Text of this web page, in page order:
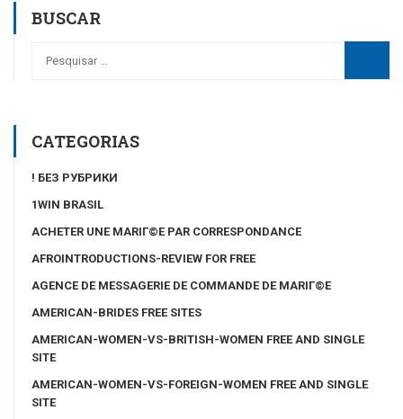
BUSCAR
CATEGORIAS
! БЕЗ РУБРИКИ
1WIN BRASIL
ACHETER UNE MARIГ©E PAR CORRESPONDANCE
AFROINTRODUCTIONS-REVIEW FOR FREE
AGENCE DE MESSAGERIE DE COMMANDE DE MARIГ©E
AMERICAN-BRIDES FREE SITES
AMERICAN-WOMEN-VS-BRITISH-WOMEN FREE AND SINGLE
SITE
AMERICAN-WOMEN-VS-FOREIGN-WOMEN FREE AND SINGLE
SITE